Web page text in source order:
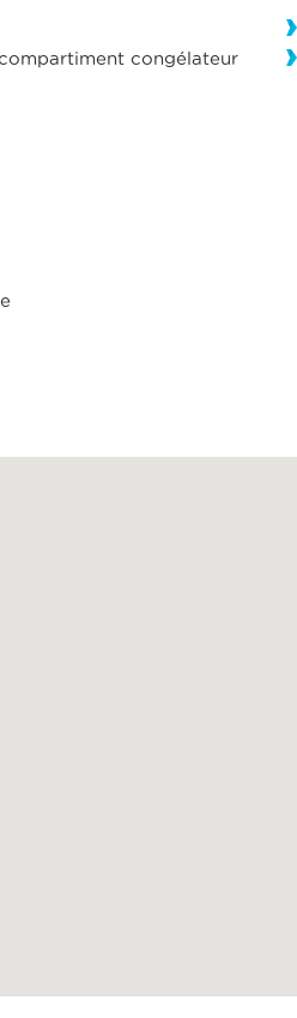
congélateur